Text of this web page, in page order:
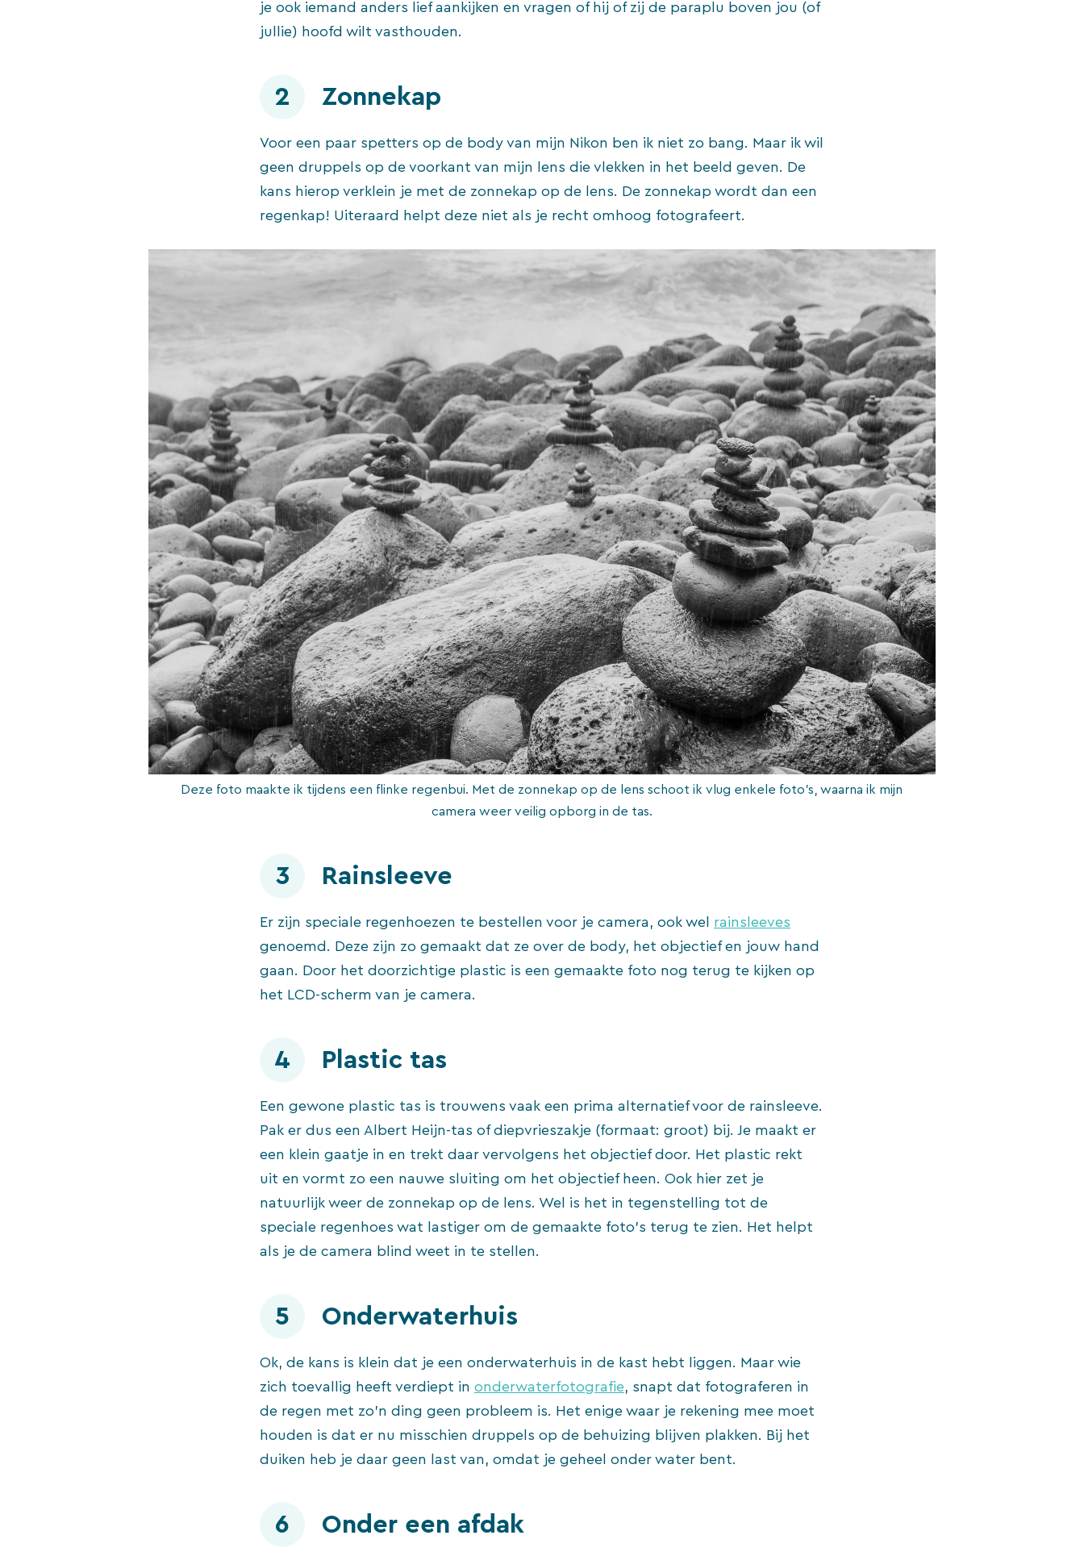
je ook iemand anders lief aankijken en vragen of hij of zij de paraplu boven jou (of
jullie) hoofd wilt vasthouden.
2 Zonnekap
Voor een paar spetters op de body van mijn Nikon ben ik niet zo bang. Maar ik wil
geen druppels op de voorkant van mijn lens die vlekken in het beeld geven. De
kans hierop verklein je met de zonnekap op de lens. De zonnekap wordt dan een
regenkap! Uiteraard helpt deze niet als je recht omhoog fotografeert.
Deze foto maakte ik tijdens een flinke regenbui. Met de zonnekap op de lens schoot ik vlug enkele foto’s, waarna ik mijn
camera weer veilig opborg in de tas.
3 Rainsleeve
Er zijn speciale regenhoezen te bestellen voor je camera, ook wel rainsleeves
genoemd. Deze zijn zo gemaakt dat ze over de body, het objectief en jouw hand
gaan. Door het doorzichtige plastic is een gemaakte foto nog terug te kijken op
het LCD-scherm van je camera.
4 Plastic tas
Een gewone plastic tas is trouwens vaak een prima alternatief voor de rainsleeve.
Pak er dus een Albert Heijn-tas of diepvrieszakje (formaat: groot) bij. Je maakt er
een klein gaatje in en trekt daar vervolgens het objectief door. Het plastic rekt
uit en vormt zo een nauwe sluiting om het objectief heen. Ook hier zet je
natuurlijk weer de zonnekap op de lens. Wel is het in tegenstelling tot de
speciale regenhoes wat lastiger om de gemaakte foto’s terug te zien. Het helpt
als je de camera blind weet in te stellen.
5 Onderwaterhuis
Ok, de kans is klein dat je een onderwaterhuis in de kast hebt liggen. Maar wie
zich toevallig heeft verdiept in onderwaterfotografie, snapt dat fotograferen in
de regen met zo’n ding geen probleem is. Het enige waar je rekening mee moet
houden is dat er nu misschien druppels op de behuizing blijven plakken. Bij het
duiken heb je daar geen last van, omdat je geheel onder water bent.
6 Onder een afdak